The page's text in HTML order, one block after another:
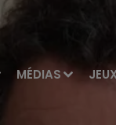
MÉDIAS